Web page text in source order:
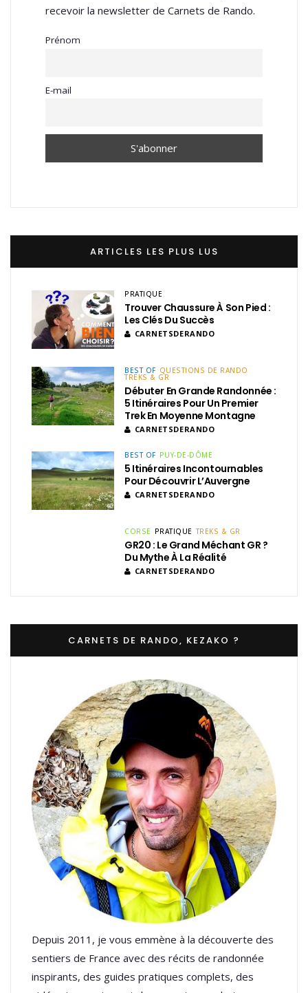
recevoir la newsletter de Carnets de Rando.
Prénom
E-mail
ARTICLES LES PLUS LUS
PRATIQUE
Trouver Chaussure À Son Pied :
Les Clés Du Succès
CARNETSDERANDO
BEST OF QUESTIONS DE RANDO
TREKS & GR
Débuter En Grande Randonnée :
5 Itinéraires Pour Un Premier
Trek En Moyenne Montagne
CARNETSDERANDO
BEST OF PUY-DE-DÔME
5 Itinéraires Incontournables
Pour Découvrir L’Auvergne
CARNETSDERANDO
CORSE PRATIQUE TREKS & GR
GR20 : Le Grand Méchant GR ?
Du Mythe À La Réalité
CARNETSDERANDO
CARNETS DE RANDO, KEZAKO ?
Depuis 2011, je vous emmène à la découverte des
sentiers de France avec des récits de randonnée
inspirants, des guides pratiques complets, des